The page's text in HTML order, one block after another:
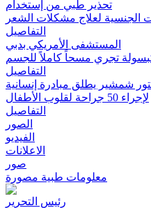
تحذير طبي من إستخدام
الجنسية لعلاج مشكلات الشعر
التفاصيل
المستشفى الأمريكي بدبي
تجري مسحاً كاملاً للجسم
التفاصيل
شمشير يطلق مبادرة إنسانية
لإجراء 50 جراحة لقلوب الأطفال
التفاصيل
الصور
الفيديو
الاعلانات
صور
معلومات طبية مصورة
رئيس التحرير